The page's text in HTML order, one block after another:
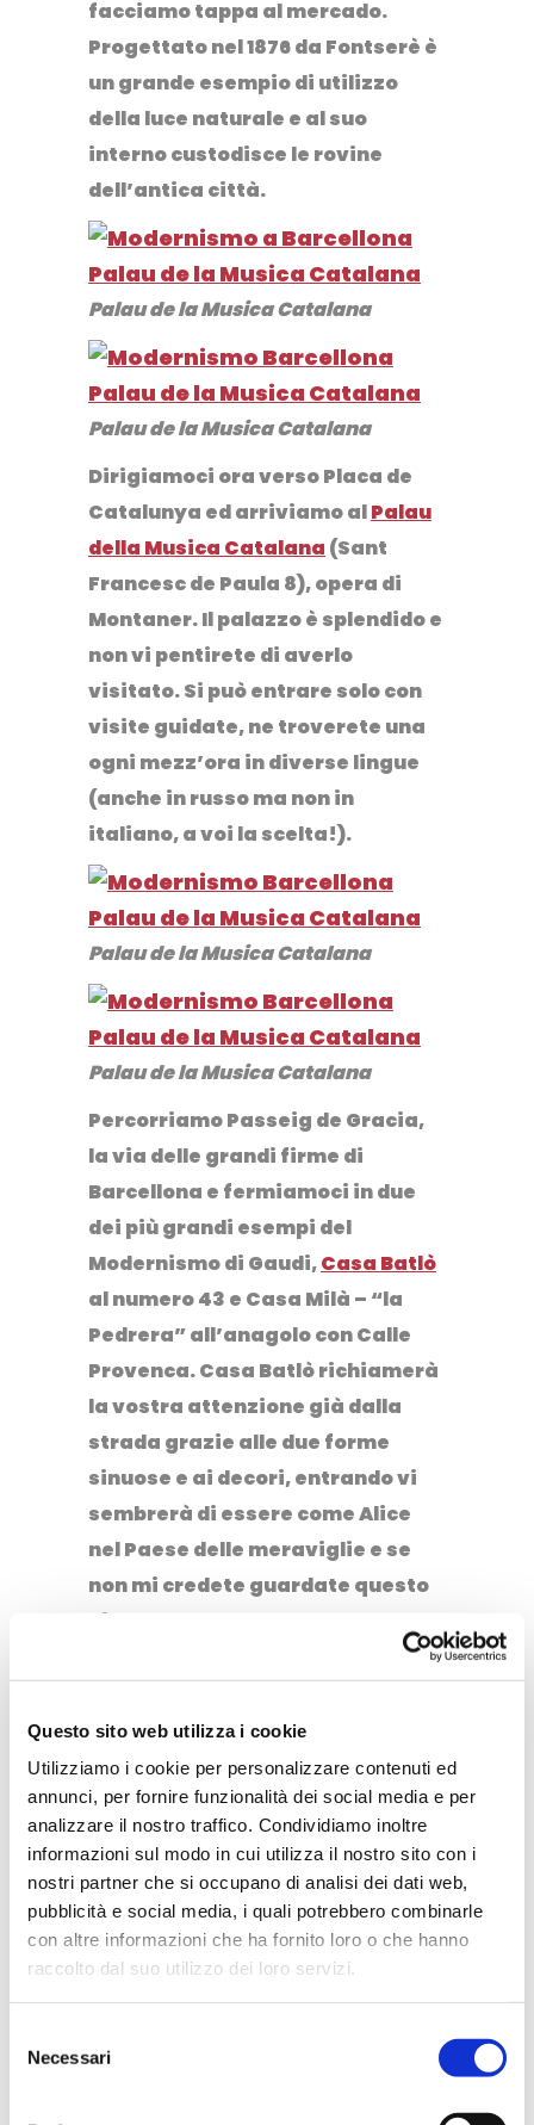
Questo sito web utilizza i cookie
Utilizziamo i cookie per personalizzare contenuti ed
annunci, per fornire funzionalità dei social media e per
analizzare il nostro traffico. Condividiamo inoltre
informazioni sul modo in cui utilizza il nostro sito con i
nostri partner che si occupano di analisi dei dati web,
pubblicità e social media, i quali potrebbero combinarle
con altre informazioni che ha fornito loro o che hanno
raccolto dal suo utilizzo dei loro servizi.
delNecessari
facciamo tappa al mercado.
Progettato nel 1876 da Fontserè è
un grande esempio di utilizzo
della luce naturale e al suo
interno custodisce le rovine
dell’antica città.
Palau de la Musica Catalana
Palau de la Musica Catalana
Dirigiamoci ora versoPlaca de
Catalunya ed arriviamo alPalau
della Musica Catalana (Sant
Francesc de Paula 8), opera di
Montaner. Il palazzo è splendido e
non vi pentirete di averlo
visitato. Si può entrare solo con
visite guidate, ne troverete una
ogni mezz’ora in diverse lingue
(anche in russo ma non in
italiano, a voi la scelta!).
Palau de la Musica Catalana
Palau de la Musica Catalana
Percorriamo Passeig de Gracia,
la via delle grandi firme di
Barcellona e fermiamoci in due
dei più grandi esempi del
Modernismo di Gaudi,Casa Batlò
al numero 43 e Casa Milà – “la
Pedrera”all’anagolo con Calle
Provenca. Casa Batlò richiamerà
la vostra attenzione già dalla
strada grazie alle due forme
sinuose e ai decori, entrando vi
sembrerà di essere come Alice
nel Paese delle meraviglie e se
non mi credete guardate questo
video.
Casa Milàè una serie di muri